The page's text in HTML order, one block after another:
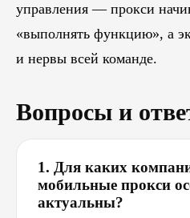
управления — прокси
«выполнять функцию», а
и нервы всей команде.
Вопросы и
1. Для каких
мобильные прокси
актуальны?